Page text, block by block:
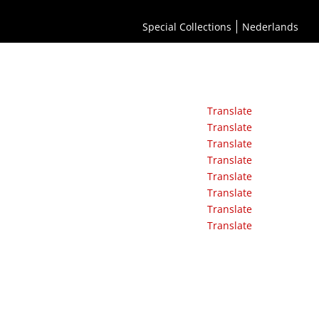
Special Collections Nederlands
Translate
Translate
Translate
Translate
Translate
Translate
Translate
Translate